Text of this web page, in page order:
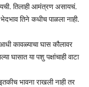
तिलाही आमंत्रण असायचं.
भेदभाव तिने कधीच पाळला नाही.
कावळ्याचा घास कौलावर
घासात या पशु पक्षांचाही वाटा
भावना राखली नाही तर